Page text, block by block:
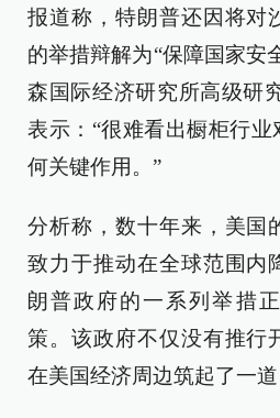
报道称，特朗普还因将对
的举措辩解为“保障国家安
森国际经济研究所高级研
表示：“很难看出橱柜行
何关键作用。”
分析称，数十年来，美国
致力于推动在全球范围内
朗普政府的一系列举措
策。该政府不仅没有推行
在美国经济周边筑起了一道